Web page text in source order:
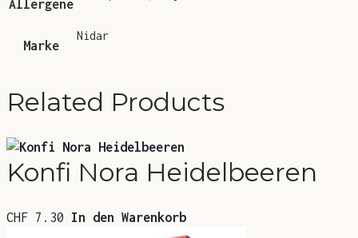
Allergene
Marke
Nidar
Related Products
Konfi Nora Heidelbeeren
CHF 7.30 In den Warenkorb